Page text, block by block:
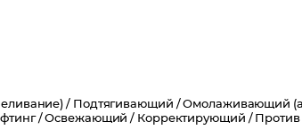
/ Подтягивающий /Омолаживающий
/Освежающий / Корректирующий / Против